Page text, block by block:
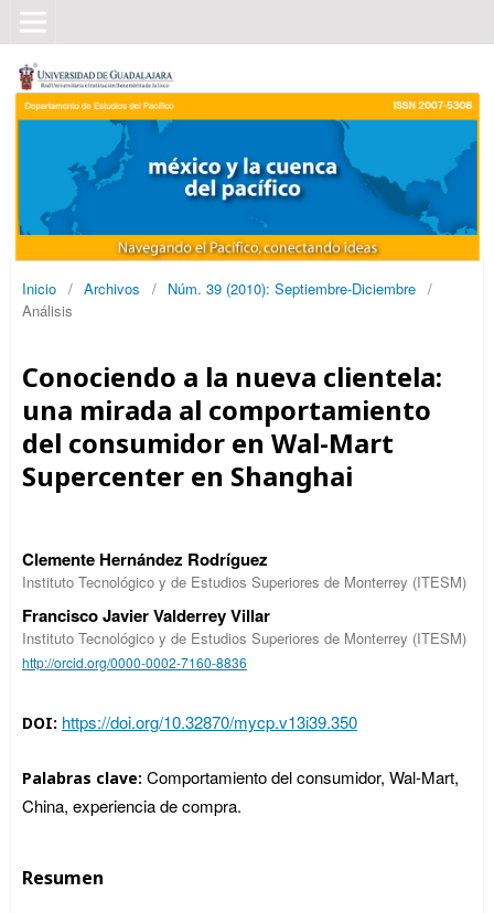
Inicio / Archivos / Núm. 39 (2010): Septiembre-Diciembre /
Análisis
Conociendo a la nueva clientela:
una mirada al comportamiento
del consumidor en Wal-Mart
Supercenter en Shanghai
Clemente Hernández Rodríguez
Instituto Tecnológico y de Estudios Superiores de Monterrey (ITESM)
Francisco Javier Valderrey Villar
Instituto Tecnológico y de Estudios Superiores de Monterrey (ITESM)
http://orcid.org/0000-0002-7160-8836
DOI: https://doi.org/10.32870/mycp.v13i39.350
Palabras clave: Comportamiento del consumidor, Wal-Mart,
China, experiencia de compra.
Resumen